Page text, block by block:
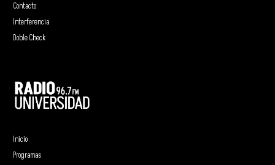
Contacto
Interferencia
Doble Check
Inicio
Programas